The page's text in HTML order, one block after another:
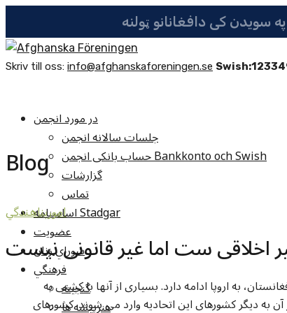
Skriv till oss: info@afghanskaforeningen.se
در مورد انجمن
جلسات سالانه انجمن
حساب بانکی انجمن Bankkonto och Swish
گزارشات
تماس
اساسنامه Stadgar
عضویت
شوراي زنان
فرهنگي
گنجينه
هنرپيشه ها
Blog
امورپناهندگي
اخلاقی ست اما غیر قانونی نیست
به اروپا ادامه دارد. بسیاری از آنها با کشتی به
به دیگر کشورهای این اتحادیه وارد می شوند. کشورهای